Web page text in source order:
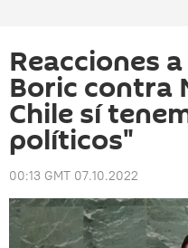
Reacciones
Boric contra
Chile sí
políticos"
00:13 GMT 07.10.2022